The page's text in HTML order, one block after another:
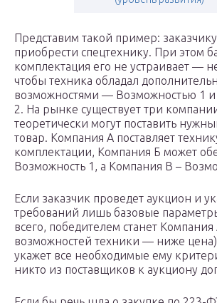
Представим такой пример:
приобрести спецтехнику. При этом
комплектация его не устраивает —
чтобы техника обладал
возможностями — Возможностью 1
2. На рынке существует три
теоретически могут поставить
товар. Компания А поставляет
комплектации, Компания Б может
Возможность 1, а Компания В –
Если заказчик проведет аукцион и
требований лишь базовые
всего, победителем станет
возможностей техники — ниже
укажет все необходимые ему
никто из поставщиков к аукциону